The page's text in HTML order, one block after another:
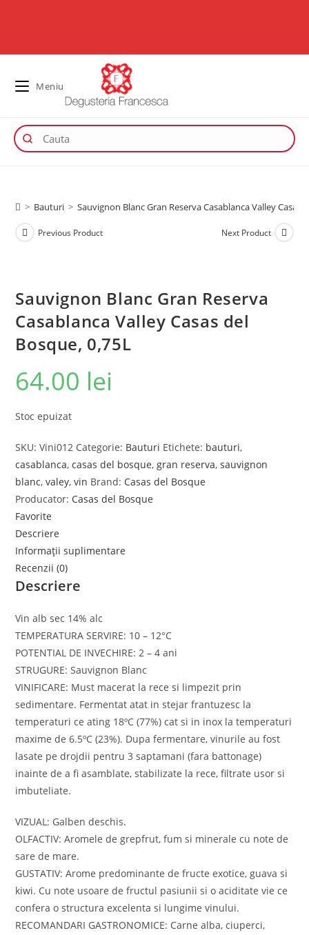
Meniu
> Bauturi > Sauvignon Blanc Gran Reserva Casablanca Valley Casas
Previous Product Next Product
Sauvignon Blanc Gran Reserva
Casablanca Valley Casas del
Bosque, 0,75L
64.00 lei
Stoc epuizat
SKU:Vini012 Categorie: Bauturi Etichete: bauturi,
casablanca,casas del bosque,gran reserva,sauvignon
blanc,valey,vin Brand: Casas del Bosque
Producator: Casas del Bosque
Favorite
Descriere
Informații suplimentare
Recenzii (0)
Descriere
Vin alb sec 14% alc
TEMPERATURA SERVIRE: 10 – 12°C
POTENTIAL DE INVECHIRE: 2 – 4 ani
STRUGURE: Sauvignon Blanc
VINIFICARE: Must macerat la rece si limpezit prin
sedimentare. Fermentat atat in stejar frantuzesc la
temperaturi ce ating 18ºC (77%) cat si in inox la temperaturi
maxime de 6.5ºC (23%). Dupa fermentare, vinurile au fost
lasate pe drojdii pentru 3 saptamani (fara battonage)
inainte de a fi asamblate, stabilizate la rece, filtrate usor si
imbuteliate.
VIZUAL: Galben deschis.
OLFACTIV: Aromele de grepfrut, fum si minerale cu note de
sare de mare.
GUSTATIV: Arome predominante de fructe exotice, guava si
kiwi. Cu note usoare de fructul pasiunii si o aciditate vie ce
confera o structura excelenta si lungime vinului.
RECOMANDARI GASTRONOMICE: Carne alba, ciuperci,